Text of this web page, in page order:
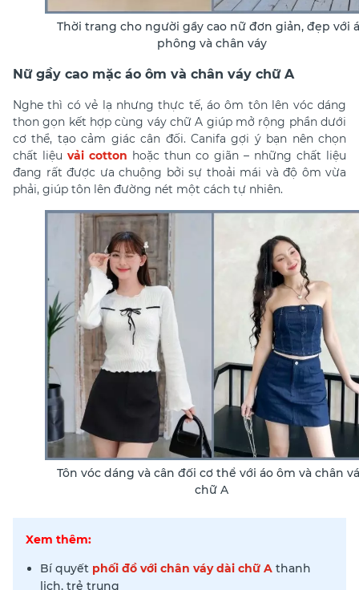
Thời trang cho người gầy cao nữ đơn giản, đẹp với
phông và chân váy
Nữ gầy cao mặc áo ôm và chân váy chữ A
Nghe thì có vẻ lạ nhưng thực tế, áo ôm tôn lên vóc dáng
thon gọn kết hợp cùng váy chữ A giúp mở rộng phần dưới
cơ thể, tạo cảm giác cân đối. Canifa gợi ý bạn nên chọn
chất liệu vải cotton hoặc thun co giãn – những chất liệu
đang rất được ưa chuộng bởi sự thoải mái và độ ôm vừa
phải, giúp tôn lên đường nét một cách tự nhiên.
Tôn vóc dáng và cân đối cơ thể với áo ôm và chân
chữ A
Xem thêm:
Bí quyết phối đồ với chân váy dài chữ A thanh
lịch, trẻ trung